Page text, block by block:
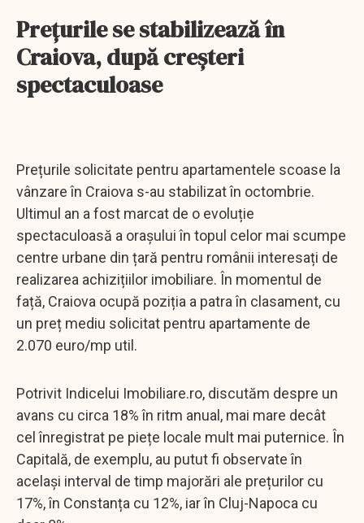
Prețurile se stabilizează în
Craiova, după creșteri
spectaculoase
Prețurile solicitate pentru apartamentele scoase la
vânzare în Craiova s-au stabilizat în octombrie.
Ultimul an a fost marcat de o evoluție
spectaculoasă a orașului în topul celor mai scumpe
centre urbane din țară pentru românii interesați de
realizarea achizițiilor imobiliare. În momentul de
față, Craiova ocupă poziția a patra în clasament, cu
un preț mediu solicitat pentru apartamente de
2.070 euro/mp util.
Potrivit Indicelui Imobiliare.ro, discutăm despre un
avans cu circa 18% în ritm anual, mai mare decât
cel înregistrat pe piețe locale mult mai puternice. În
Capitală, de exemplu, au putut fi observate în
același interval de timp majorări ale prețurilor cu
17%, în Constanța cu 12%, iar în Cluj-Napoca cu